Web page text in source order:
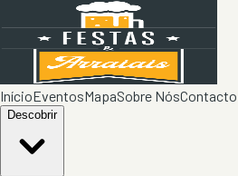
InícioEventosMapaSobre NósContacto
Descobrir